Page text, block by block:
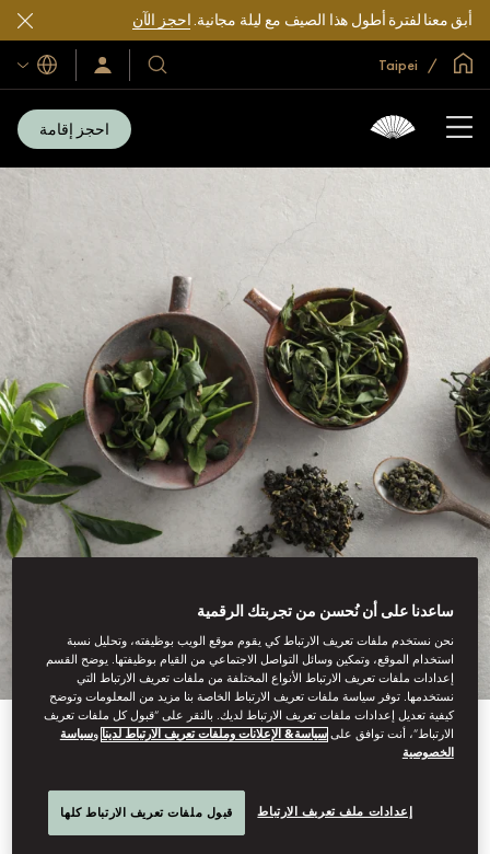
أبق معنا لفترة أطول هذا الصيف مع ليلة مجانية.احجز الآن
الصفحة الرئيسية العالمية
فنادقنا
ومنتجعاتنا
سجّل
الدخول/
اللغات
احجز إقامة
View All
THE ART OF TEA
ساعدنا على أن نُحسن من تجربتك الرقمية
نحن نستخدم ملفات تعريف الارتباط كي يقوم موقع الويب بوظيفته، وتحليل نسبة
استخدام الموقع، وتمكين وسائل التواصل الاجتماعي من القيام بوظيفتها. يوضح القسم
إعدادات ملفات تعريف الارتباط الأنواع المختلفة من ملفات تعريف الارتباط التي
نستخدمها. توفر سياسة ملفات تعريف الارتباط الخاصة بنا مزيد من المعلومات وتوضح
كيفية تعديل إعدادات ملفات تعريف الارتباط لديك. بالنقر على “قبول كل ملفات تعريف
الارتباط”، أنت توافق علىسياسة& الإعلانات وملفات تعريف الارتباط لدينا وسياسة
الخصوصية
إعدادات ملف تعريف الارتباط قبول ملفات تعريف الارتباط كلها